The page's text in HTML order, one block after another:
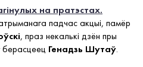
на пратэстах.
падчас акцыі, памёр
, праз некалькі дзён пры
берасцеец Генадзь Шутаў.